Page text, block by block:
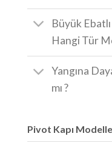
Büyük
Hangi Tür
Yangına
mı ?
Pivot Kapı